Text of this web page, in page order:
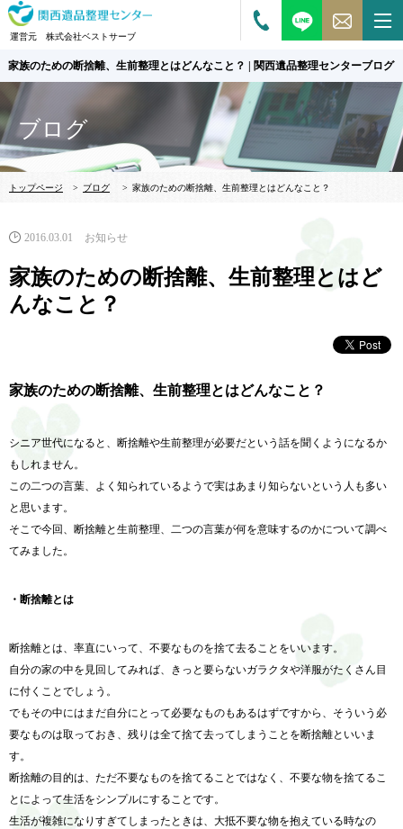
運営元 株式会社ベストサーブ
家族のための断捨離、生前整理とはどんなこと？ | 関西遺品整理センターブログ
ブログ
トップページ > ブログ > 家族のための断捨離、生前整理とはどんなこと？
2016.03.01 お知らせ
家族のための断捨離、生前整理とはど
んなこと？
家族のための断捨離、生前整理とはどんなこと？
シニア世代になると、断捨離や生前整理が必要だという話を聞くようになるか
もしれません。
この二つの言葉、よく知られているようで実はあまり知らないという人も多い
と思います。
そこで今回、断捨離と生前整理、二つの言葉が何を意味するのかについて調べ
てみました。
・断捨離とは
断捨離とは、率直にいって、不要なものを捨て去ることをいいます。
自分の家の中を見回してみれば、きっと要らないガラクタや洋服がたくさん目
に付くことでしょう。
でもその中にはまだ自分にとって必要なものもあるはずですから、そういう必
要なものは取っておき、残りは全て捨て去ってしまうことを断捨離といいま
す。
断捨離の目的は、ただ不要なものを捨てることではなく、不要な物を捨てるこ
とによって生活をシンプルにすることです。
生活が複雑になりすぎてしまったときは、大抵不要な物を抱えている時なの